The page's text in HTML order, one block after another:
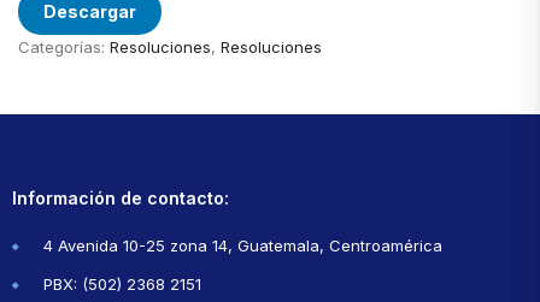
Descargar
Categorías: Resoluciones, Resoluciones
Información de contacto:
4 Avenida 10-25 zona 14, Guatemala, Centroamérica
PBX: (502) 2368 2151